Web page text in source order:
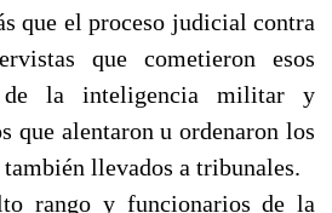
que el proceso judicial contra
que cometieron esos
de la inteligencia militar y
que alentaron u ordenaron los
llevados a tribunales.
rango y funcionarios de la